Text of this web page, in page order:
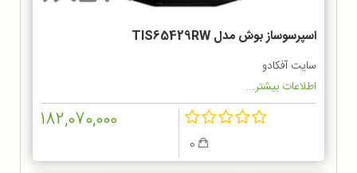
اسپرسوساز بوش مدل TIS65429RW
سایت آفکادو
اطلاعات بیشتر...
182,070,000